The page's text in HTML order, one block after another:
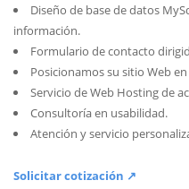
Diseño de base de datos
información.
Formulario de contacto
Posicionamos su sitio Web
Servicio de Web Hosting de
Consultoría en usabilidad.
Atención y servicio
Solicitar cotización ↗